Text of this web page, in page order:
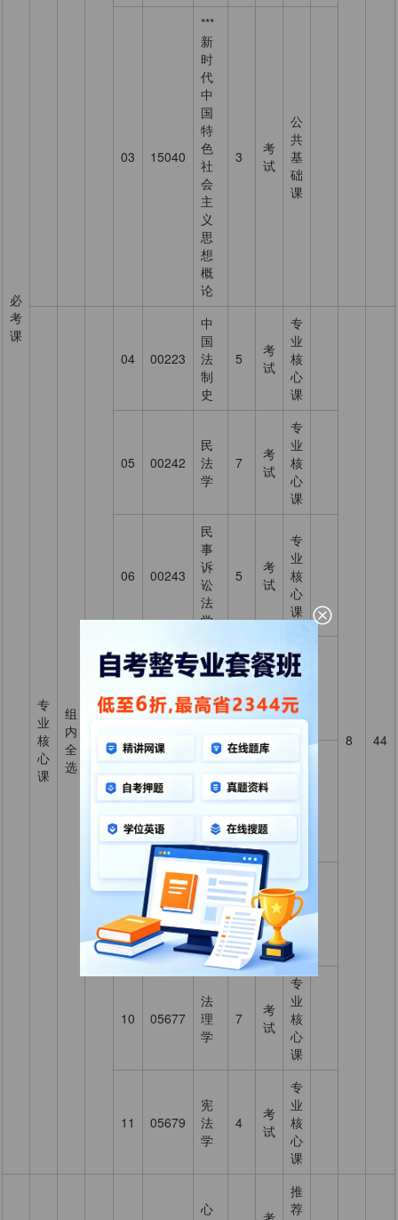
必
考
课
03 15040
***
新
时
代
中
国
特
色
社
会
主
义
思
想
概
论
3
考
试
公
共
基
础
课
专
业
核
心
课
组
内
全
选
专
心
课
04 00223
中
国
法
制
史
5
考
试
专
业
核
心
课
8 44
05 00242
民
法
学
7
考
试
专
业
核
心
课
06 00243
民
事
诉
讼
法
学
5
考
试
专
业
核
心
课
刑
学
考
试
专
业
心
课
08 00260
刑
诉
法
学
4
考
专
核
心
09 00261
行
政
法
学
5
考
试
专
业
核
课
10 05677
法
理
学
7
考
试
专
业
核
心
课
11 05679
宪
法
学
4
考
试
专
业
核
心
课
心
推
荐